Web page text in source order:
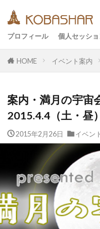
プロフィール 個人セッシ
HOME イベント案内
案内・満月の宇
2015.4.4（土・昼）
2015年2月26日 イベン
カテゴリー
アーティスト
エコ
オフグリッ
デトックス
バ
メッセージ
ヨガ
ワンネス
ヴィ
友人
合宿
宇宙人
岐阜
断食
旅